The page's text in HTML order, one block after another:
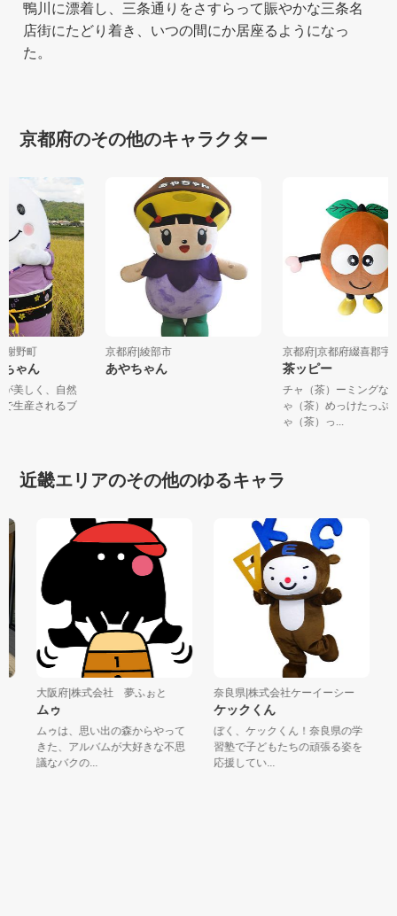
鴨川に漂着し、三条通りをさすらって賑やかな三条名
店街にたどり着き、いつの間にか居座るようになっ
た。
京都府のその他のキャラクター
謝野町
ちゃん
が美しく、自然
で生産されるブ
京都府|綾部市
あやちゃん
京都府|京都府綴喜郡
茶ッピー
チャ（茶）ーミング
ゃ（茶）めっけたっ
ゃ（茶）っ...
近畿エリアのその他のゆるキャラ
大阪府|株式会社 夢ふぉと
ムゥ
ムゥは、思い出の森からやって
きた、アルバムが大好きな不思
議なバクの...
奈良県|株式会社ケーイーシー
ケックくん
ぼく、ケックくん！奈良県の学
習塾で子どもたちの頑張る姿を
応援してい...